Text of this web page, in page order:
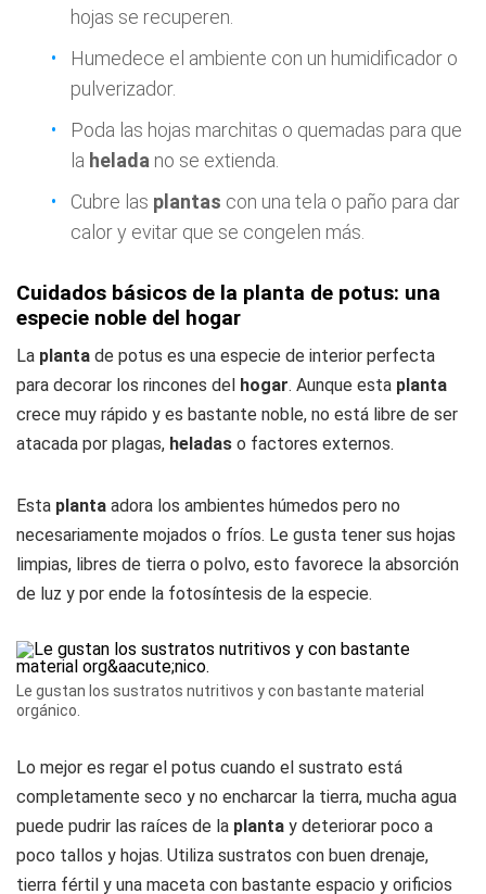
hojas se recuperen.
Humedece el ambiente con un humidificador o
pulverizador.
Poda las hojas marchitas o quemadas para que
la helada no se extienda.
Cubre las plantas con una tela o paño para dar
calor y evitar que se congelen más.
Cuidados básicos de la planta de potus: una
especie noble del hogar
La planta de potus es una especie de interior perfecta
para decorar los rincones del hogar. Aunque esta planta
crece muy rápido y es bastante noble, no está libre de ser
atacada por plagas, heladas o factores externos.
Esta planta adora los ambientes húmedos pero no
necesariamente mojados o fríos. Le gusta tener sus hojas
limpias, libres de tierra o polvo, esto favorece la absorción
de luz y por ende la fotosíntesis de la especie.
Le gustan los sustratos nutritivos y con bastante material
orgánico.
Lo mejor es regar el potus cuando el sustrato está
completamente seco y no encharcar la tierra, mucha agua
puede pudrir las raíces de la planta y deteriorar poco a
poco tallos y hojas. Utiliza sustratos con buen drenaje,
tierra fértil y una maceta con bastante espacio y orificios